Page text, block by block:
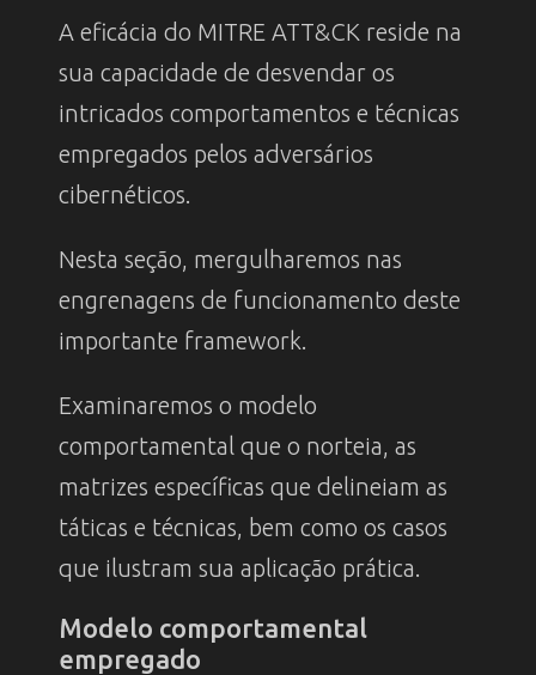
A eficácia do MITRE ATT&CK reside na
sua capacidade de desvendar os
intricados comportamentos e técnicas
empregados pelos adversários
cibernéticos.
Nesta seção, mergulharemos nas
engrenagens de funcionamento deste
importante framework.
Examinaremos o modelo
comportamental que o norteia, as
matrizes específicas que delineiam as
táticas e técnicas, bem como os casos
que ilustram sua aplicação prática.
Modelo comportamental
empregado